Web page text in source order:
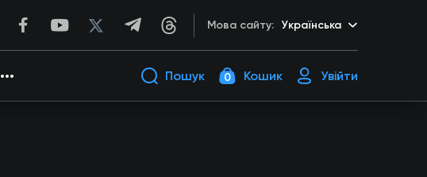
Мова сайту: Українська
Пошук 0 Кошик Увійти